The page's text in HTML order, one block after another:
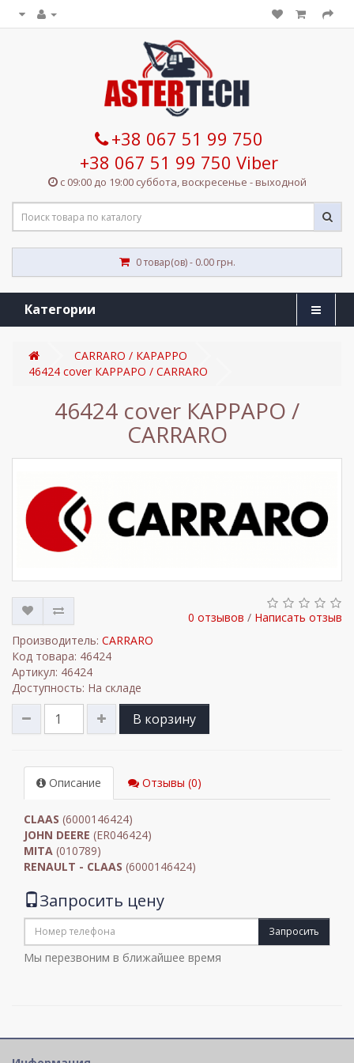
+38 067 51 99 750
+38 067 51 99 750 Viber
с 09:00 до 19:00 суббота, воскресенье - выходной
0 товар(ов) - 0.00 грн.
Категории
CARRARO / КАРАРРО
46424 cover КАРРАРО / CARRARO
46424 cover КАРРАРО /
CARRARO
0 отзывов / Написать отзыв
Производитель: CARRARO
Код товара: 46424
Артикул: 46424
Доступность: На складе
В корзину
Описание Отзывы (0)
CLAAS (6000146424)
JOHN DEERE (ER046424)
MITA (010789)
RENAULT - CLAAS (6000146424)
Запросить цену
Запросить
Мы перезвоним в ближайшее время